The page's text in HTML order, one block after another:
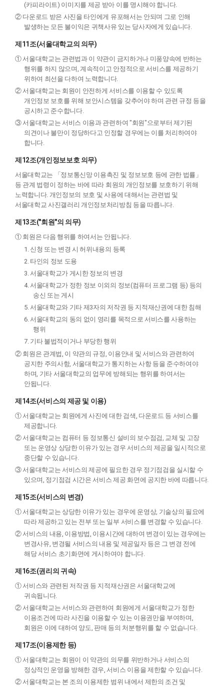
(카피라이트) 이미지를 제공 받아 이를 명시해야 합니다.
② 다운로드 받은 사진을 타인에게 유포해서는 안되며 그로 인해
발생하는 모든 불이익은 귀책사유 있는 당사자에게 있습니다.
제11조(서울대학교의 의무)
① 서울대학교는 관련법과 이 약관이 금지하거나 미풍양속에 반하는
행위를 하지 않으며, 계속적이고 안정적으로 서비스를 제공하기
위하여 최선을 다하여 노력합니다.
② 서울대학교는 회원이 안전하게 서비스를 이용할 수 있도록
개인정보 보호를 위해 보안시스템을 갖추어야 하며 관련 규정 등을
공시하고 준수합니다.
③ 서울대학교는 서비스 이용과 관련하여 "회원"으로부터 제기된
의견이나 불만이 정당하다고 인정할 경우에는 이를 처리하여야
합니다.
제12조(개인정보보호 의무)
서울대학교는 「정보통신망 이용촉진 및 정보보호 등에 관한 법률」
등 관계 법령이 정하는 바에 따라 회원의 개인정보를 보호하기 위해
노력합니다. 개인정보의 보호 및 사용에 대해서는 관련법 및
서울대학교 사진갤러리 개인정보처리방침 등을 따릅니다.
제13조("회원"의 의무)
① 회원은 다음 행위를 하여서는 안됩니다.
1. 신청 또는 변경 시 허위내용의 등록
2. 타인의 정보 도용
3. 서울대학교가 게시한 정보의 변경
4. 서울대학교가 정한 정보 이외의 정보(컴퓨터 프로그램 등) 등의
송신 또는 게시
5. 서울대학교와 기타 제3자의 저작권 등 지적재산권에 대한 침해
6. 서울대학교의 동의 없이 영리를 목적으로 서비스를 사용하는
행위
7. 기타 불법적이거나 부당한 행위
② 회원은 관계법, 이 약관의 규정, 이용안내 및 서비스와 관련하여
공지한 주의사항, 서울대학교가 통지하는 사항 등을 준수하여야
하며, 기타 서울대학교의 업무에 방해되는 행위를 하여서는
안됩니다.
제14조(서비스의 제공 및 이용)
① 서울대학교는 회원에게 사진에 대한 검색, 다운로드 등 서비스를
제공합니다.
② 서울대학교는 컴퓨터 등 정보통신 설비의 보수점검, 교체 및 고장
또는 운영상 상당한 이유가 있는 경우 서비스의 제공을 일시적으로
중단할 수 있습니다.
③ 서울대학교는 서비스의 제공에 필요한 경우 정기점검을 실시할 수
있으며, 정기점검 시간은 서비스 제공 화면에 공지한 바에 따릅니다.
제15조(서비스의 변경)
① 서울대학교는 상당한 이유가 있는 경우에 운영상, 기술상의 필요에
따라 제공하고 있는 전부 또는 일부 서비스를 변경할 수 있습니다.
② 서비스의 내용, 이용방법, 이용시간에 대하여 변경이 있는 경우에는
변경사유, 변경될 서비스의 내용 및 제공일자 등은 그 변경 전에
해당 서비스 초기화면에 게시하여야 합니다.
제16조(권리의 귀속)
① 서비스와 관련된 저작권 등 지적재산권은 서울대학교에
귀속됩니다.
② 서울대학교는 서비스와 관련하여 회원에게 서울대학교가 정한
이용조건에 따라 사진을 이용할 수 있는 이용권만을 부여하며,
회원은 이에 대하여 양도, 판매 등의 처분행위를 할 수 없습니다.
제17조(이용제한 등)
① 서울대학교는 회원이 이 약관의 의무를 위반하거나 서비스의
정상적인 운영을 방해한 경우, 서비스 이용을 제한할 수 있습니다.
② 서울대학교는 본 조의 이용제한 범위 내에서 제한의 조건 및